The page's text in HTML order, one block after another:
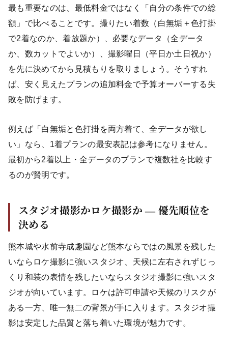
最も重要なのは、最低料金ではなく「自分の条件での総
額」で比べることです。撮りたい着数（白無垢＋色打掛
で2着なのか、着放題か）、必要なデータ（全データ
か、数カットでよいか）、撮影曜日（平日か土日祝か）
を先に決めてから見積もりを取りましょう。そうすれ
ば、安く見えたプランの追加料金で予算オーバーする失
敗を防げます。
例えば「白無垢と色打掛を両方着て、全データが欲し
い」なら、1着プランの最安表記は参考になりません。
最初から2着以上・全データのプランで複数社を比較す
るのが賢明です。
スタジオ撮影かロケ撮影か ― 優先順位を
決める
熊本城や水前寺成趣園など熊本ならではの風景を残した
いならロケ撮影に強いスタジオ、天候に左右されずじっ
くり和装の表情を残したいならスタジオ撮影に強いスタ
ジオが向いています。ロケは許可申請や天候のリスクが
ある一方、唯一無二の背景が手に入ります。スタジオ撮
影は安定した品質と落ち着いた環境が魅力です。